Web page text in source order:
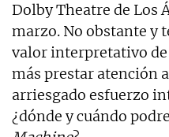
Dolby Theatre de Los
marzo. No obstante y
valor interpretativo de
más prestar atención
arriesgado esfuerzo
¿dónde y cuándo